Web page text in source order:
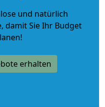
und natürlich
, damit Sie Ihr Budget
erhalten